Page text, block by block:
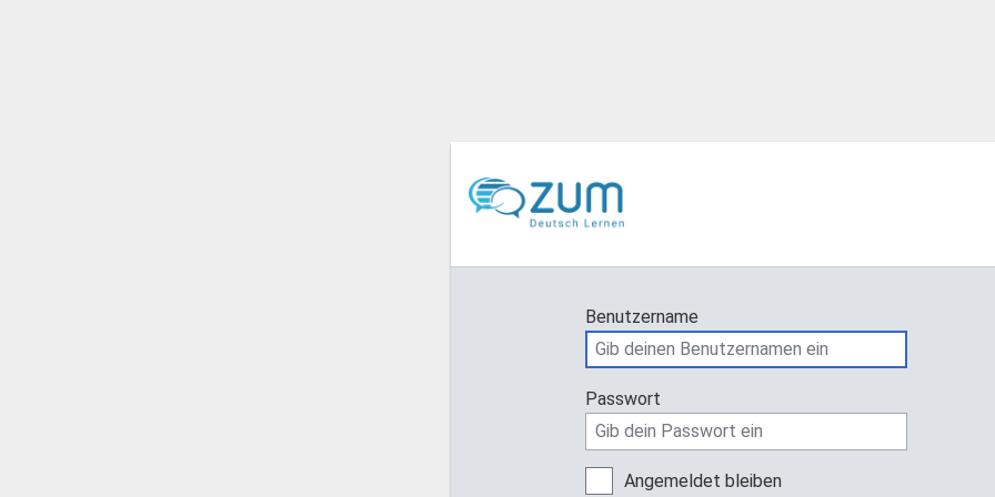
Benutzername
Passwort
Angemeldet bleiben